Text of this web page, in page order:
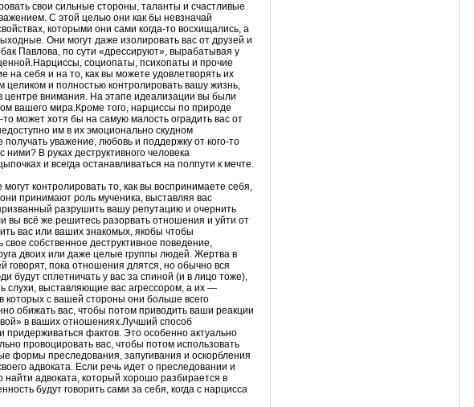
свои сильные стороны, таланты и счастливые
С этой целью они как бы невзначай
которыми они сами когда-то восхищались, а
Они могут даже изолировать вас от друзей и
Павлова, по сути «дрессируют», вырабатывая у
социопаты, психопаты и прочие
на себя и на то, как вы можете удовлетворять их
и полностью контролировать вашу жизнь,
центре внимания. На этапе идеализации вы были
вашего мира.Кроме того, нарциссы по природе
может хотя бы на самую малость оградить вас от
им в их эмоционально скудном
уважение, любовь и поддержку от кого-то
ними? В руках деструктивного человека
и всегда останавливаться на полпути к мечте.
могут контролировать то, как вы воспринимаете себя,
принимают роль мученика, выставляя вас
разрушить вашу репутацию и очернить
вы всё же решитесь разорвать отношения и уйти от
вас или ваших знакомых, якобы чтобы
собственное деструктивное поведение,
двоих или даже целые группы людей. Жертва в
говорят, пока отношения длятся, но обычно вся
будут сплетничать у вас за спиной (и в лицо тоже),
слухи, выставляющие вас агрессором, а их —
которых с вашей стороны они больше всего
обижать вас, чтобы потом приводить ваши реакции
в ваших отношениях.Лучший способ
придерживаться фактов. Это особенно актуально
провоцировать вас, чтобы потом использовать
формы преследования, запугивания и оскорбления
адвоката. Если речь идет о преследовании и
найти адвоката, который хорошо разбирается в
будут говорить сами за себя, когда с нарцисса